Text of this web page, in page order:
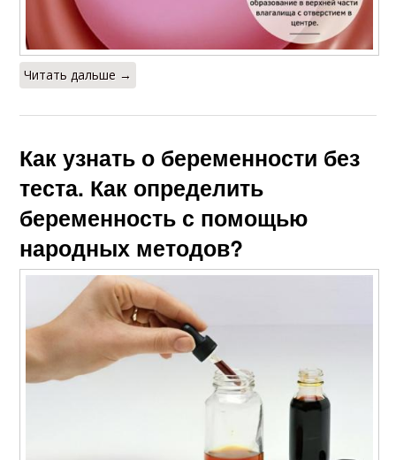
Читать дальше →
Как узнать о беременности без
теста. Как определить
беременность с помощью
народных методов?